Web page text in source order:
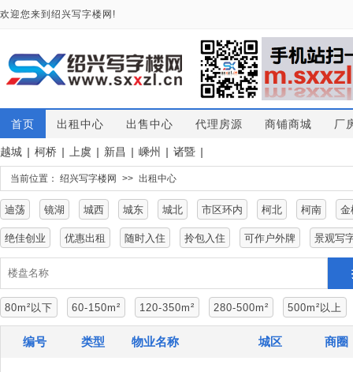
欢迎您来到绍兴写字楼网!
首页 出租中心 出售中心 代理房源 商铺商城 厂
越城 | 柯桥 | 上虞 | 新昌 | 嵊州 | 诸暨 |
当前位置： 绍兴写字楼网 >> 出租中心
迪荡 镜湖 城西 城东 城北 市区环内 柯北 柯南 金
绝佳创业 优惠出租 随时入住 拎包入住 可作户外牌 景观写
80m²以下 60-150m² 120-350m² 280-500m² 500m²以上
编号 类型 物业名称 城区 商圈